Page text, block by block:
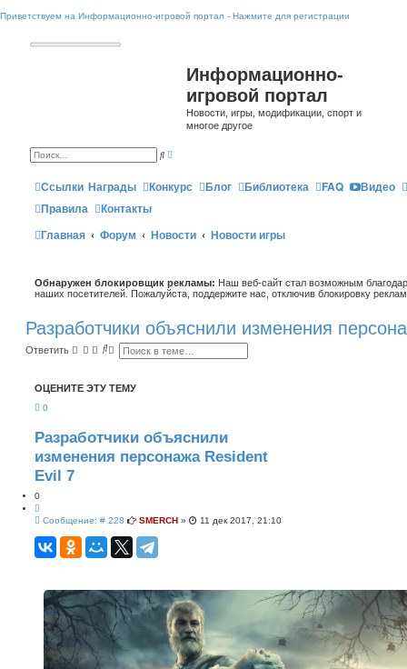
Приветствуем на Информационно-игровой портал - Нажмите для регистрации
Информационно-
игровой портал
Новости, игры, модификации, спорт и
многое другое
П
с
к и
н
ы
и
с
Ссылки Награды Конкурс Блог Библиотека FAQ
Видео
Правила
Контакты
Главная
Форум Новости Новости игры
Обнаружен блокировщик рекламы: Наш веб-сайт стал возможным
наших посетителей. Пожалуйста, поддержите нас, отключив блокировку
Разработчики объяснили изменения
Ответить
П
к
Р
и
н
ы
й
ОЦЕНИТЕ ЭТУ ТЕМУ
0
Разработчики объяснили
изменения персонажа Resident
Evil 7
0
и
а
т
Сообщение: # 228 С
о
б
и
е
SMERCH » 11 дек 2017, 21:10